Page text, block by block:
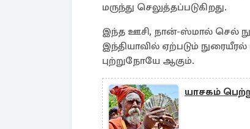
மருந்து செலுத்தப்படுகிறது.
இந்த ஊசி, நான்-ஸ்மால் செல்
இந்தியாவில் ஏற்படும்
புற்றுநோயே ஆகும்.
யாசகம்